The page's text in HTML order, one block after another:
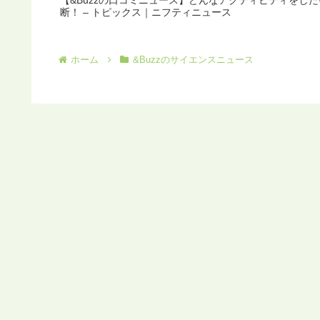
断！ – トピックス｜ニフティニュース
ホーム &Buzzのサイエンスニュース